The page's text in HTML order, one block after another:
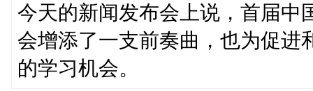
今天的新闻发布会上说，首届中
会增添了一支前奏曲，也为促进
的学习机会。